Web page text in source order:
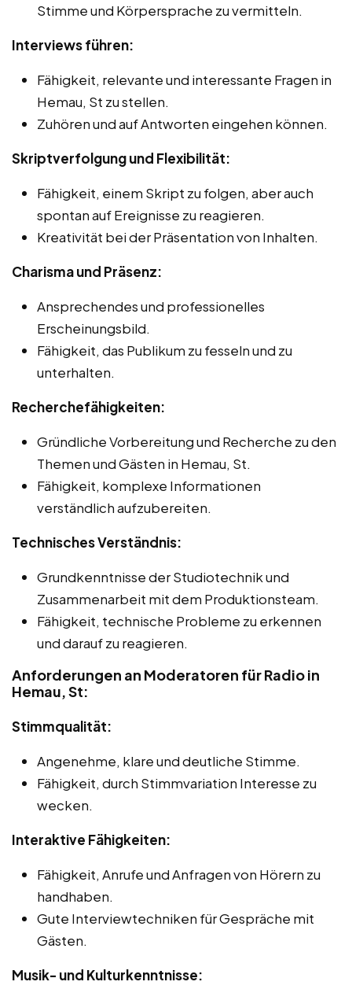
Stimme und Körpersprache zu vermitteln.
Interviews führen:
Fähigkeit, relevante und interessante Fragen in
Hemau, St zu stellen.
Zuhören und auf Antworten eingehen können.
Skriptverfolgung und Flexibilität:
Fähigkeit, einem Skript zu folgen, aber auch
spontan auf Ereignisse zu reagieren.
Kreativität bei der Präsentation von Inhalten.
Charisma und Präsenz:
Ansprechendes und professionelles
Erscheinungsbild.
Fähigkeit, das Publikum zu fesseln und zu
unterhalten.
Recherchefähigkeiten:
Gründliche Vorbereitung und Recherche zu den
Themen und Gästen in Hemau, St.
Fähigkeit, komplexe Informationen
verständlich aufzubereiten.
Technisches Verständnis:
Grundkenntnisse der Studiotechnik und
Zusammenarbeit mit dem Produktionsteam.
Fähigkeit, technische Probleme zu erkennen
und darauf zu reagieren.
Anforderungen an Moderatoren für Radio in
Hemau, St:
Stimmqualität:
Angenehme, klare und deutliche Stimme.
Fähigkeit, durch Stimmvariation Interesse zu
wecken.
Interaktive Fähigkeiten:
Fähigkeit, Anrufe und Anfragen von Hörern zu
handhaben.
Gute Interviewtechniken für Gespräche mit
Gästen.
Musik- und Kulturkenntnisse: